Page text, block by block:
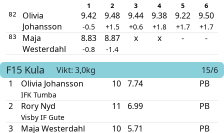
1 2 3 4 5 6
82
Olivia
Johansson
9.42
-0.5
9.48
+1.5
9.44
+0.6
9.38
+1.8
9.22
+1.7
9.50
+1.7
83
Maja
Westerdahl
8.83
-0.8
8.87
-1.4
x x - -
F15 Kula Vikt: 3,0kg
15/6
1
Olivia Johansson
IFK Tumba
10 7.74 PB
2 Rory Nyd
Visby IF Gute
11 6.99 PB
3 Maja Westerdahl 10 5.71 PB